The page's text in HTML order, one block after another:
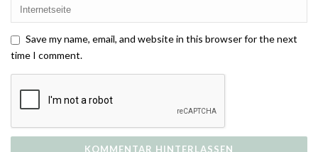
Save my name, email, and website in this browser for the next
time I comment.